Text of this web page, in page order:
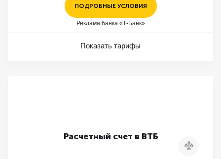
ПОДРОБНЫЕ УСЛОВИЯ
Реклама банка «Т-Банк»
Показать тарифы
Расчетный счет в ВТБ
Сравнить